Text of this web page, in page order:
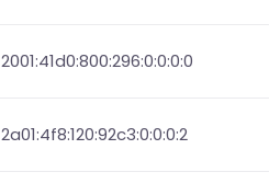
2001:41d0:800:296:0:0:0:0
2a01:4f8:120:92c3:0:0:0:2